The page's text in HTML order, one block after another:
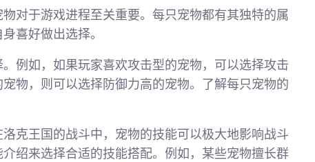
对于游戏进程至关重要。每只宠物都有其独特的属
喜好做出选择。
例如，如果玩家喜欢攻击型的宠物，可以选择攻击
物，则可以选择防御力高的宠物。了解每只宠物的
克王国的战斗中，宠物的技能可以极大地影响战斗
绍来选择合适的技能搭配。例如，某些宠物擅长群